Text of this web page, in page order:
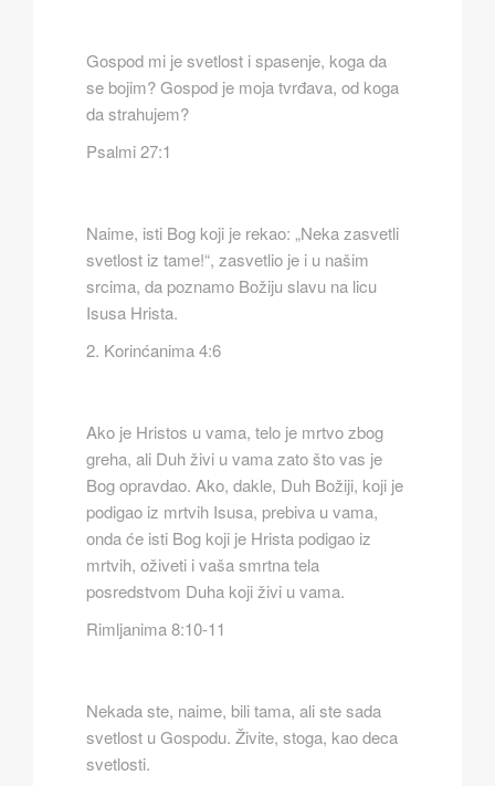
Gospod mi je svetlost i spasenje, koga da
se bojim? Gospod je moja tvrđava, od koga
da strahujem?
Psalmi 27:1
Naime, isti Bog koji je rekao: „Neka zasvetli
svetlost iz tame!“, zasvetlio je i u našim
srcima, da poznamo Božiju slavu na licu
Isusa Hrista.
2. Korinćanima 4:6
Ako je Hristos u vama, telo je mrtvo zbog
greha, ali Duh živi u vama zato što vas je
Bog opravdao. Ako, dakle, Duh Božiji, koji je
podigao iz mrtvih Isusa, prebiva u vama,
onda će isti Bog koji je Hrista podigao iz
mrtvih, oživeti i vaša smrtna tela
posredstvom Duha koji živi u vama.
Rimljanima 8:10-11
Nekada ste, naime, bili tama, ali ste sada
svetlost u Gospodu. Živite, stoga, kao deca
svetlosti.